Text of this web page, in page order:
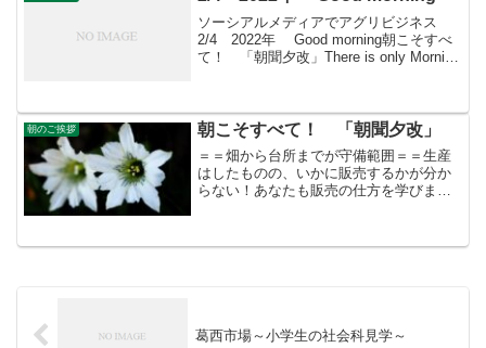
ソーシアルメディアでアグリビジネス
2/4 2022年 Good morning朝こそすべ
て！ 「朝聞夕改」There is only Morning
朝のご挨拶 朝こそすべて！ 「朝聞夕改」
＝＝畑から台所までが守備範囲＝＝生産
はしたものの、いかに販売するかが分か
らない！あなたも販売の仕方を学びませ
会費：24000円）対象に販売をサポート
葛西市場～小学生の社会科見学～